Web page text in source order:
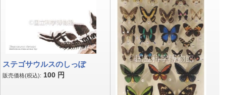
ステゴサウルスのしっぽ
販売価格(税込): 100 円